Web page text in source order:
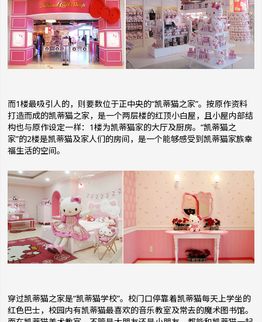
而1楼最吸引人的，则要数位于正中央的“凯蒂猫之家”。按原作资料
打造而成的凯蒂猫之家，是一个两层楼的红顶小白屋，且小屋内部结
构也与原作设定一样：1楼为凯蒂猫家的大厅及厨房。“凯蒂猫之
家”的2楼是凯蒂猫及家人们的房间，是一个能够感受到凯蒂猫家族幸
福生活的空间。
穿过凯蒂猫之家是“凯蒂猫学校”。校门口停靠着凯蒂猫每天上学坐的
红色巴士，校园内有凯蒂猫最喜欢的音乐教室及常去的魔术图书馆。